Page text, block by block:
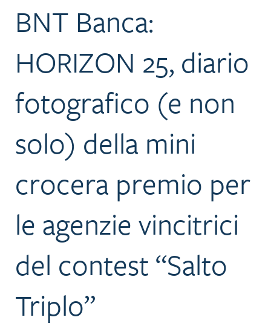
BNT Banca:
HORIZON 25, diario
fotografico (e non
solo) della mini
crocera premio per
le agenzie vincitrici
del contest “Salto
Triplo”